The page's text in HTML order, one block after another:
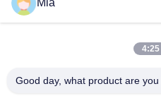
Giunto di dilatazione
di gomma della
Mia
4:25
Good day, what product are